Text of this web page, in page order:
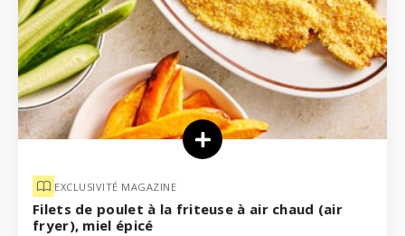
EXCLUSIVITÉ MAGAZINE
Filets de poulet à la friteuse à air chaud (air
fryer), miel épicé